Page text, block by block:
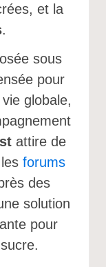
et la
.
sous
pour
globale,
attire de
forums
des
solution
pour